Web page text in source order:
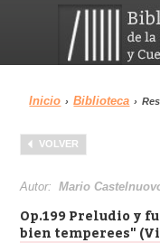
Menu
Biblioteca
Inicio › Biblioteca ›
VOLVER
Autor:Mario
Op.199 Preludio y
bien temperees"